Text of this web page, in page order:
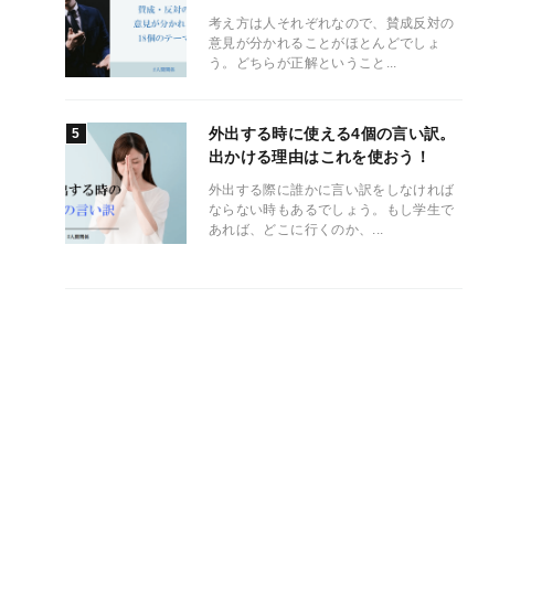
考え方は人それぞれなので、賛成反対の
意見が分かれることがほとんどでしょ
う。どちらが正解ということ...
外出する時に使える4個の言い訳。
出かける理由はこれを使おう！
外出する際に誰かに言い訳をしなければ
ならない時もあるでしょう。もし学生で
あれば、どこに行くのか、...